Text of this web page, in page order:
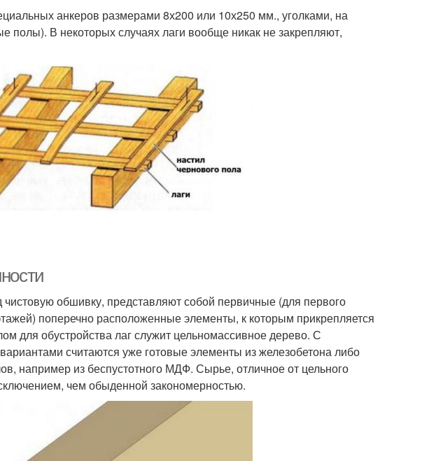
анкеров размерами 8х200 или 10х250 мм., уголками, на
полы). В некоторых случаях лаги вообще никак не закрепляют,
обшивку, представляют собой первичные (для первого
поперечно расположенные элементы, к которым прикрепляется
для обустройства лаг служит цельномассивное дерево. С
считаются уже готовые элементы из железобетона либо
например из беспустотного МДФ. Сырье, отличное от цельного
чем обыденной закономерностью.